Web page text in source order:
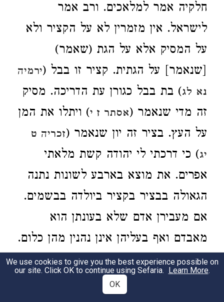
חלקיה אמר למלאכים. ורב אמר
לישראל. אין מזמרין לא על הקציר ולא
על המסיק אלא על הגת (שאמר)
[שנאמר] על הגתית. קציר זו בבל (ירמיה
נא לג) בת בבל כגורן עת הדריכה. מסיק
זה מדי שנאמר (אסתר ז י) ויתלו את המן
על העץ. בציר זה יון שנאמר (זכריה ט
יג) כי דרכתי לי יהודה קשת מלאתי
אפרים. את מוצא בארבע לשונות נתנה
הגאולה בבציר בקציר ביולדה בבשמים.
אם מעבירן אדם שלא בעונתן הוא
מאבדם ואף בעליהן אינן נהנין מהן כלום.
הדא הוא דכתיב (יואל ד יג) שלחו מגל
כי בשל קציר. בבציר (
We use cookies to give you the best experience possible on
our site. Click OK to continue using Sefaria. Learn More.
OK